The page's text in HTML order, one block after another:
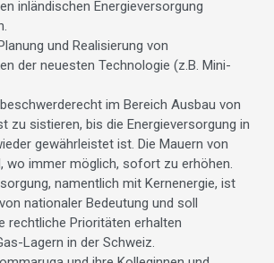
inländischen Energieversorgung
und Realisierung von
der neuesten Technologie (z.B. Mini-
im Bereich Ausbau von
zu sistieren, bis die Energieversorgung in
gewährleistet ist. Die Mauern von
wo immer möglich, sofort zu erhöhen.
namentlich mit Kernenergie, ist
nationaler Bedeutung und soll
rechtliche Prioritäten erhalten
Lagern in der Schweiz.